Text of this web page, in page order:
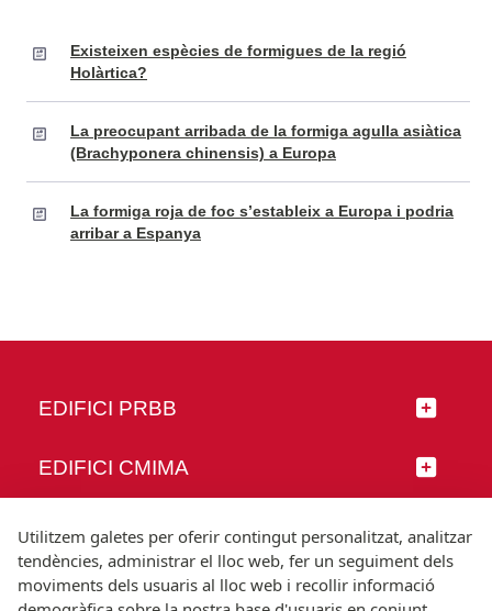
Existeixen espècies de formigues de la regió
Holàrtica?
La preocupant arribada de la formiga agulla asiàtica
(Brachyponera chinensis) a Europa
La formiga roja de foc s’estableix a Europa i podria
arribar a Espanya
EDIFICI PRBB
EDIFICI CMIMA
SEGUEIX-NOS
Utilitzem galetes per oferir contingut personalitzat, analitzar
tendències, administrar el lloc web, fer un seguiment dels
moviments dels usuaris al lloc web i recollir informació